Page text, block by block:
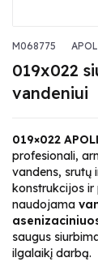
M068775
019x022
vandeniui
019×022
profesionali,
vandens, srutų
konstrukcijos ir
naudojama
saugus
ilgalaikį darbą.